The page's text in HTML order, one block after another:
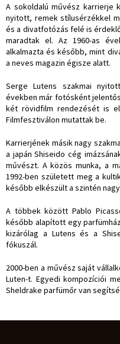
A sokoldalú művész karrierje
nyitott, remek stílusérzékkel
és a divatfotózás felé is
maradtak el. Az 1960-as
alkalmazta és később, mint
a neves magazin égisze alatt.
Serge Lutens szakmai
években már fotósként
két rövidfilm rendezését is
Filmfesztiválon mutattak be.
Karrierjének másik nagy
a japán Shiseido cég
művészt. A közös munka, a
1992-ben született meg a
később elkészült a szintén
A többek között Pablo
később alapított egy
kizárólag a Lutens és a
fókuszál.
2000-ben a művész saját
Luten-t. Egyedi kompozíciói
Sheldrake parfümőr van